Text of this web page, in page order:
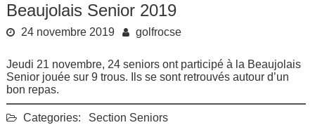
Beaujolais Senior 2019
24 novembre 2019 golfrocse
Jeudi 21 novembre, 24 seniors ont participé à la Beaujolais
Senior jouée sur 9 trous. Ils se sont retrouvés autour d’un
bon repas.
Categories: Section Seniors